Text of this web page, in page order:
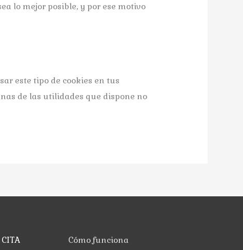
lo mejor posible, y por ese motivo
este tipo de cookies en tus
de las utilidades que dispone no
Cómo funciona